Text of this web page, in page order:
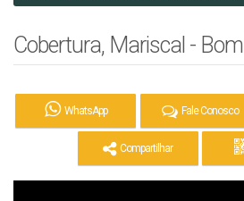
Cobertura, Mariscal -
WhatsApp Fale Conosco
Compartilhar